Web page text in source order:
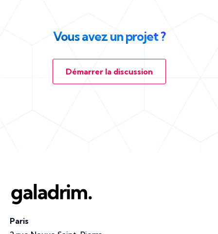
Vous avez un projet ?
Démarrer la discussion
Paris